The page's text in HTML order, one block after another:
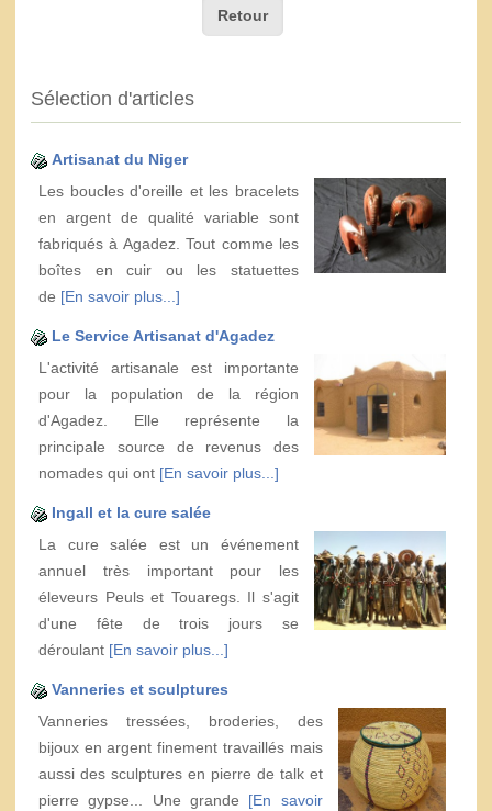
Retour
Sélection d'articles
Artisanat du Niger
Les boucles d'oreille et les bracelets
en argent de qualité variable sont
fabriqués à Agadez. Tout comme les
boîtes en cuir ou les statuettes
de [En savoir plus...]
Le Service Artisanat d'Agadez
L'activité artisanale est importante
pour la population de la région
d'Agadez. Elle représente la
principale source de revenus des
nomades qui ont [En savoir plus...]
Ingall et la cure salée
La cure salée est un événement
annuel très important pour les
éleveurs Peuls et Touaregs. Il s'agit
d'une fête de trois jours se
déroulant [En savoir plus...]
Vanneries et sculptures
Vanneries tressées, broderies, des
bijoux en argent finement travaillés mais
aussi des sculptures en pierre de talk et
pierre gypse... Une grande [En savoir